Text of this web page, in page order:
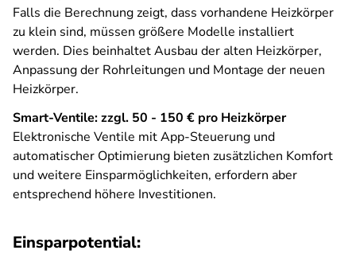
Falls die Berechnung zeigt, dass vorhandene Heizkörper
zu klein sind, müssen größere Modelle installiert
werden. Dies beinhaltet Ausbau der alten Heizkörper,
Anpassung der Rohrleitungen und Montage der neuen
Heizkörper.
Smart-Ventile: zzgl. 50 - 150 € pro Heizkörper
Elektronische Ventile mit App-Steuerung und
automatischer Optimierung bieten zusätzlichen Komfort
und weitere Einsparmöglichkeiten, erfordern aber
entsprechend höhere Investitionen.
Einsparpotential: